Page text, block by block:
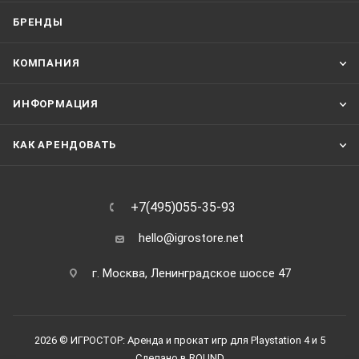
БРЕНДЫ
КОМПАНИЯ
ИНФОРМАЦИЯ
КАК АРЕНДОВАТЬ
+7(495)055-35-93
hello@igrostore.net
г. Москва, Ленинградское шоссе 47
2026 © ИГРОСТОР: Аренда и прокат игр для Playstation 4 и 5